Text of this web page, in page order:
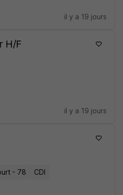
il y a 19 jours
H/F
il y a 19 jours
- 78 CDI